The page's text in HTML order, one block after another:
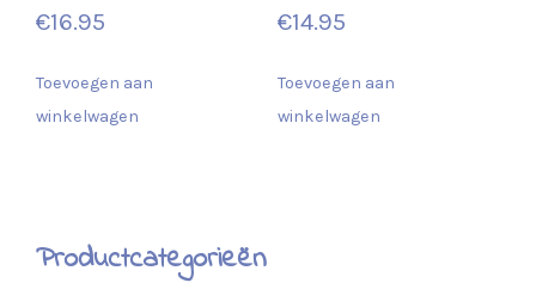
€16.95
Toevoegen aan
winkelwagen
€14.95
Toevoegen aan
winkelwagen
Productcategorieën